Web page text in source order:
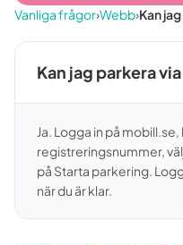
Vanliga frågor›Webb›Kan
Kan jag parkera
Ja. Logga in på
registreringsnummer,
på Starta parkering.
när du är klar.